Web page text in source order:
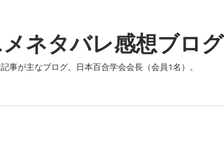
ネタバレ感想ブログ
事が主なブログ。日本百合学会会長（会員1名）。